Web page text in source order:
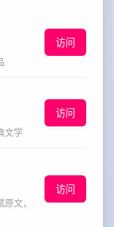
访问
文学
访问
文，
访问